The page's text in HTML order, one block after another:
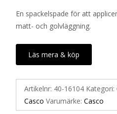
En spackelspade för att
matt- och golvläggning.
Läs mera & köp
Artikelnr: 40-16104 Kategori:
Casco Varumärke: Casco